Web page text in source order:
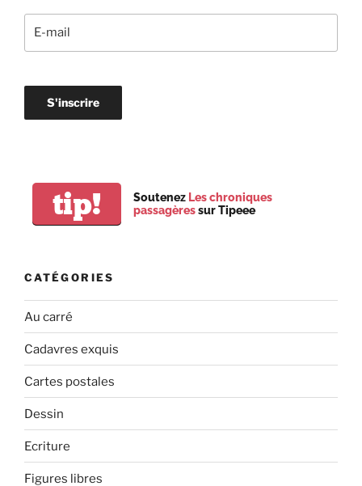
tip! Soutenez Les chroniques
passagèressur Tipeee
CATÉGORIES
Au carré
Cadavres exquis
Cartes postales
Dessin
Ecriture
Figures libres